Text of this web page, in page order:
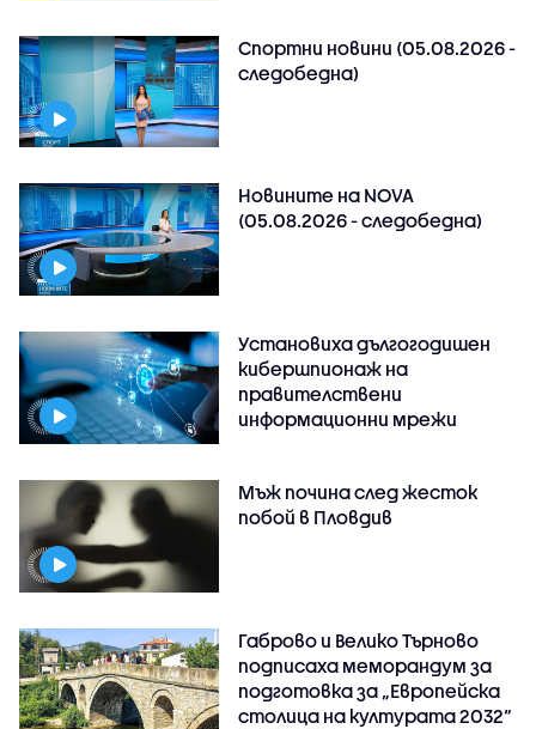
Спортни новини (05.08.2026 -
следобедна)
Новините на NOVA
(05.08.2026 - следобедна)
Установиха дългогодишен
кибершпионаж на
правителствени
информационни мрежи
Мъж почина след жесток
побой в Пловдив
Габрово и Велико Търново
подписаха меморандум за
подготовка за „Европейска
столица на културата 2032“